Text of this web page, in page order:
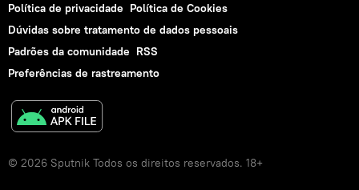
Política de privacidade Política de Cookies
Dúvidas sobre tratamento de dados pessoais
Padrões da comunidade RSS
Preferências de rastreamento
© 2026 Sputnik Todos os direitos reservados. 18+